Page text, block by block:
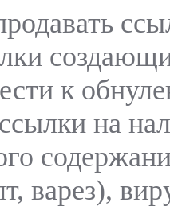
к
на
варез),